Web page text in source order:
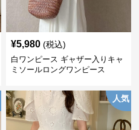
¥5,980 (税込)
白ワンピース ギャザー入りキャ
ミソールロングワンピース
人気